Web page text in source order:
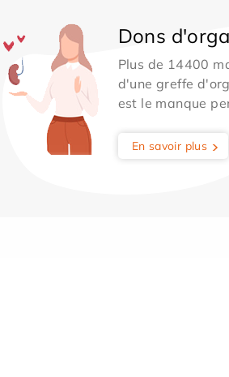
Dons
Plus de 14400
d'une greffe
est le manque
En savoir plus